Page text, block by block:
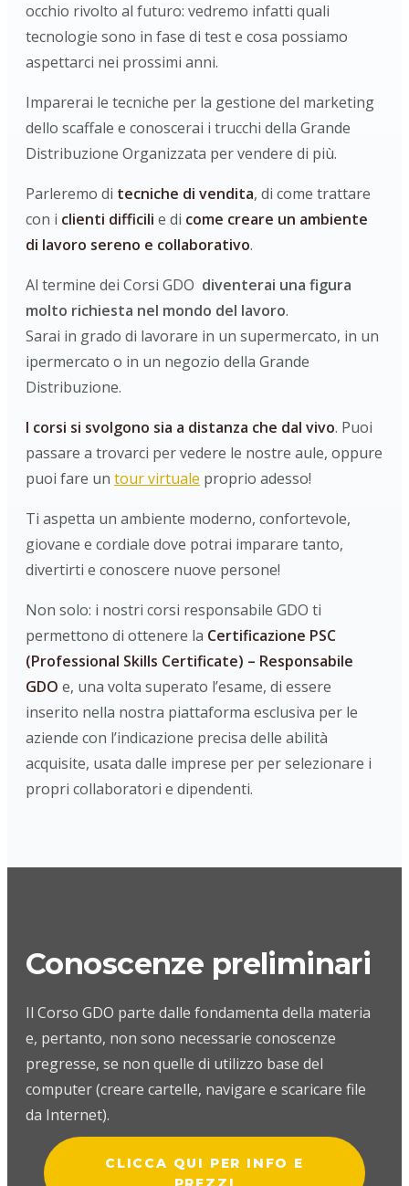
occhio rivolto al futuro: vedremo infatti quali
tecnologie sono in fase di test e cosa possiamo
aspettarci nei prossimi anni.
Imparerai le tecniche per la gestione del marketing
dello scaffale e conoscerai i trucchi della Grande
Distribuzione Organizzata per vendere di più.
Parleremo di tecniche di vendita, di come trattare
con i clienti difficili e di come creare un ambiente
di lavoro sereno e collaborativo.
Al termine dei Corsi GDO diventerai una figura
molto richiesta nel mondo del lavoro.
Sarai in grado di lavorare in un supermercato, in un
ipermercato o in un negozio della Grande
Distribuzione.
I corsi si svolgono sia a distanza che dal vivo. Puoi
passare a trovarci per vedere le nostre aule, oppure
puoi fare un tour virtuale proprio adesso!
Ti aspetta un ambiente moderno, confortevole,
giovane e cordiale dove potrai imparare tanto,
divertirti e conoscere nuove persone!
Non solo: i nostri corsi responsabile GDO ti
permettono di ottenere la Certificazione PSC
(Professional Skills Certificate) – Responsabile
GDO e, una volta superato l’esame, di essere
inserito nella nostra piattaforma esclusiva per le
aziende con l’indicazione precisa delle abilità
acquisite, usata dalle imprese per per selezionare i
propri collaboratori e dipendenti.
Conoscenze preliminari
Il Corso GDO parte dalle fondamenta della materia
e, pertanto, non sono necessarie conoscenze
pregresse, se non quelle di utilizzo base del
computer (creare cartelle, navigare e scaricare file
da Internet).
CLICCA QUI PER INFO E